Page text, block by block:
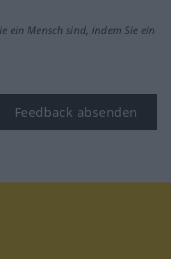
ein Mensch sind, indem Sie ein
Feedback absenden